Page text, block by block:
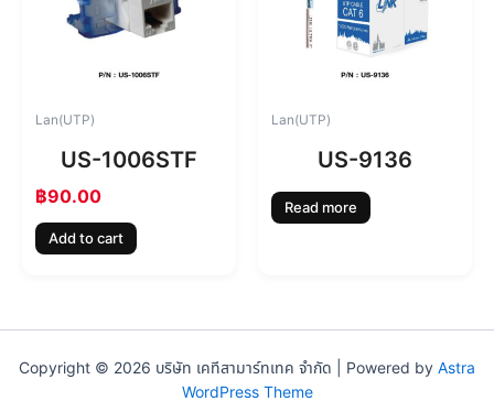
Lan(UTP)
US-1006STF
฿90.00
Add to cart
Lan(UTP)
US-9136
Read more
Copyright © 2026 บริษัท เคทีสามาร์ทเทค จำกัด | Powered by Astra
WordPress Theme